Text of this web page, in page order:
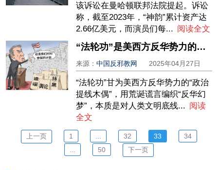
该诉讼在曼哈顿联邦法院提起。诉讼
称，截至2023年，“神韵”累计资产达
2.66亿美元，而演员们每... 阅读全文
“法轮功”是美西方反华势力的谎言傀儡与文明毒瘤
来源：中国反邪教网 2025年04月27日
“法轮功”甘为美西方反华势力的“政治
提线木偶”，用荒诞谎言编织“反华幻
梦”，本质是对人类文明底线... 阅读
全文
上一页 1 32 33
34
50 下一页